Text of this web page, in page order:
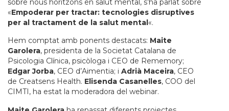
sobre nous horitzons en salut mental, s’ha parlat sobre
«Empoderar per tractar: tecnologies disruptives
per al tractament de la salut mental«.
Hem comptat amb ponents destacats: Maite
Garolera, presidenta de la Societat Catalana de
Psicologia Clínica, psicòloga i CEO de Rememory;
Edgar Jorba, CEO d’Aimentia; i Adrià Maceira, CEO
de Creatsens Health. Elisenda Casanelles, COO del
CIMTI, ha estat la moderadora del webinar.